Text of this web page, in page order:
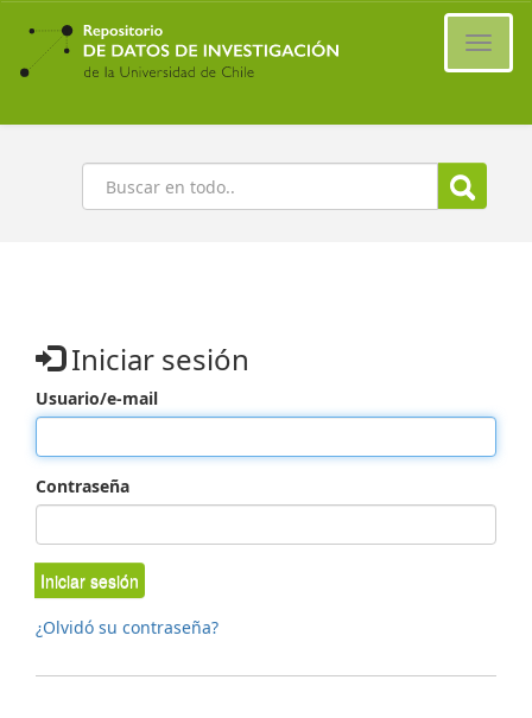
Ir
contenido
principal
Buscar
Iniciar sesión
Usuario/e-mail
Contraseña
Iniciar sesión
¿Olvidó su contraseña?